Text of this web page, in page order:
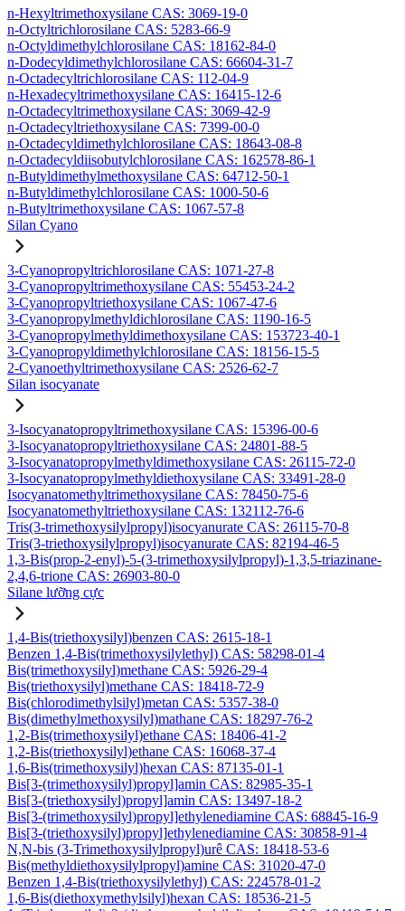
n-Hexyltrimethoxysilane CAS: 3069-19-0
n-Octyltrichlorosilane CAS: 5283-66-9
n-Octyldimethylchlorosilane CAS: 18162-84-0
n-Dodecyldimethylchlorosilane CAS: 66604-31-7
n-Octadecyltrichlorosilane CAS: 112-04-9
n-Hexadecyltrimethoxysilane CAS: 16415-12-6
n-Octadecyltrimethoxysilane CAS: 3069-42-9
n-Octadecyltriethoxysilane CAS: 7399-00-0
n-Octadecyldimethylchlorosilane CAS: 18643-08-8
n-Octadecyldiisobutylchlorosilane CAS: 162578-86-1
n-Butyldimethylmethoxysilane CAS: 64712-50-1
n-Butyldimethylchlorosilane CAS: 1000-50-6
n-Butyltrimethoxysilane CAS: 1067-57-8
Silan Cyano
3-Cyanopropyltrichlorosilane CAS: 1071-27-8
3-Cyanopropyltrimethoxysilane CAS: 55453-24-2
3-Cyanopropyltriethoxysilane CAS: 1067-47-6
3-Cyanopropylmethyldichlorosilane CAS: 1190-16-5
3-Cyanopropylmethyldimethoxysilane CAS: 153723-40-1
3-Cyanopropyldimethylchlorosilane CAS: 18156-15-5
2-Cyanoethyltrimethoxysilane CAS: 2526-62-7
Silan isocyanate
3-Isocyanatopropyltrimethoxysilane CAS: 15396-00-6
3-Isocyanatopropyltriethoxysilane CAS: 24801-88-5
3-Isocyanatopropylmethyldimethoxysilane CAS: 26115-72-0
3-Isocyanatopropylmethyldiethoxysilane CAS: 33491-28-0
Isocyanatomethyltrimethoxysilane CAS: 78450-75-6
Isocyanatomethyltriethoxysilane CAS: 132112-76-6
Tris(3-trimethoxysilylpropyl)isocyanurate CAS: 26115-70-8
Tris(3-triethoxysilylpropyl)isocyanurate CAS: 82194-46-5
1,3-Bis(prop-2-enyl)-5-(3-trimethoxysilylpropyl)-1,3,5-triazinane-
2,4,6-trione CAS: 26903-80-0
Silane lưỡng cực
1,4-Bis(triethoxysilyl)benzen CAS: 2615-18-1
Benzen 1,4-Bis(trimethoxysilylethyl) CAS: 58298-01-4
Bis(trimethoxysilyl)methane CAS: 5926-29-4
Bis(triethoxysilyl)methane CAS: 18418-72-9
Bis(chlorodimethylsilyl)metan CAS: 5357-38-0
Bis(dimethylmethoxysilyl)mathane CAS: 18297-76-2
1,2-Bis(trimethoxysilyl)ethane CAS: 18406-41-2
1,2-Bis(triethoxysilyl)ethane CAS: 16068-37-4
1,6-Bis(trimethoxysilyl)hexan CAS: 87135-01-1
Bis[3-(trimethoxysilyl)propyl]amin CAS: 82985-35-1
Bis[3-(triethoxysilyl)propyl]amin CAS: 13497-18-2
Bis[3-(trimethoxysilyl)propyl]ethylenediamine CAS: 68845-16-9
Bis[3-(triethoxysilyl)propyl]ethylenediamine CAS: 30858-91-4
N,N-bis (3-Trimethoxysilylpropyl)urê CAS: 18418-53-6
Bis(methyldiethoxysilylpropyl)amine CAS: 31020-47-0
Benzen 1,4-Bis(triethoxysilylethyl) CAS: 224578-01-2
1,6-Bis(diethoxymethylsilyl)hexan CAS: 18536-21-5